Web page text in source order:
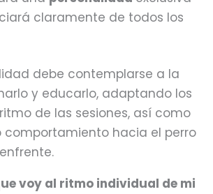
claramente de todos los
debe contemplarse a la
y educarlo, adaptando los
de las sesiones, así como
comportamiento hacia el perro
voy al ritmo individual de mi